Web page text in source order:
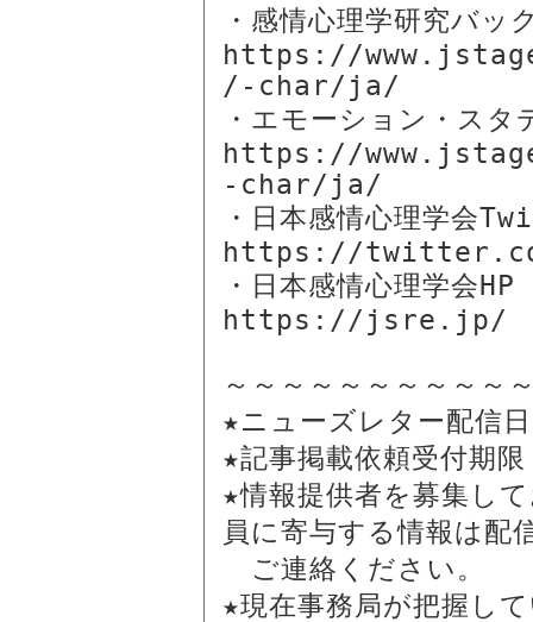
・感情心理学研究バッ
https://
/-char/ja/
・エモーション・ス
https://
-char/ja/
・日本感情心理学会
https://
・日本感情心理学会HP
https://jsre.jp/
～～～～～～～～～～
★ニューズレター配信
★記事掲載依頼受付期
★情報提供者を募集し
員に寄与する情報は配
ご連絡ください。
★現在事務局が把握し